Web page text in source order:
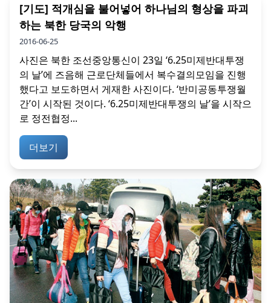
[기도] 적개심을 불어넣어 하나님의 형상을 파괴
하는 북한 당국의 악행
2016-06-25
사진은 북한 조선중앙통신이 23일 ‘6.25미제반대투쟁
의 날’에 즈음해 근로단체들에서 복수결의모임을 진행
했다고 보도하면서 게재한 사진이다. ‘반미공동투쟁월
간’이 시작된 것이다. ‘6.25미제반대투쟁의 날’을 시작으
로 정전협정...
더보기